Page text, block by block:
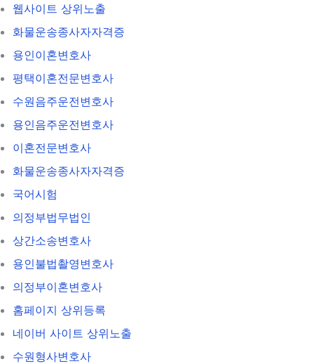
웹사이트 상위노출
화물운송종사자자격증
용인이혼변호사
평택이혼전문변호사
수원음주운전변호사
용인음주운전변호사
이혼전문변호사
화물운송종사자자격증
국어시험
의정부법무법인
상간소송변호사
용인불법촬영변호사
의정부이혼변호사
홈페이지 상위등록
네이버 사이트 상위노출
수원형사변호사